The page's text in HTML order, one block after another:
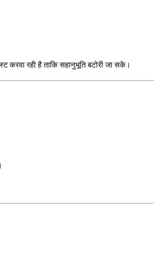
करवा रही है ताकि सहानुभूति बटोरी जा सके।